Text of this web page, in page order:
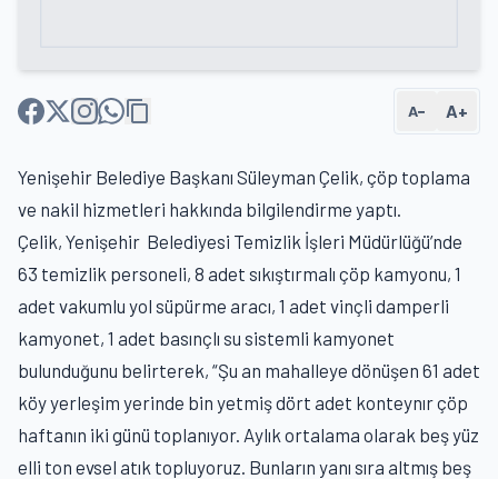
A− A+
Yenişehir Belediye Başkanı Süleyman Çelik, çöp toplama
ve nakil hizmetleri hakkında bilgilendirme yaptı.
Çelik, Yenişehir Belediyesi Temizlik İşleri Müdürlüğü’nde
63 temizlik personeli, 8 adet sıkıştırmalı çöp kamyonu, 1
adet vakumlu yol süpürme aracı, 1 adet vinçli damperli
kamyonet, 1 adet basınçlı su sistemli kamyonet
bulunduğunu belirterek, “Şu an mahalleye dönüşen 61 adet
köy yerleşim yerinde bin yetmiş dört adet konteynır çöp
haftanın iki günü toplanıyor. Aylık ortalama olarak beş yüz
elli ton evsel atık topluyoruz. Bunların yanı sıra altmış beş